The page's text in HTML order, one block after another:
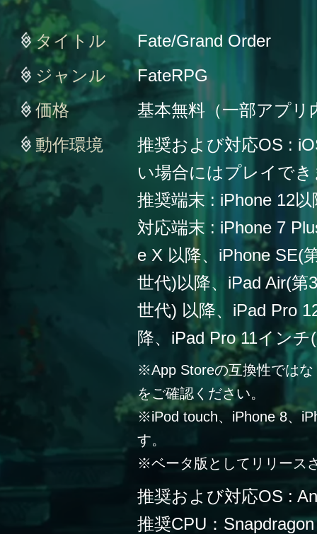
タイトル
Fate/Grand Order
ジャンル
FateRPG
価格
基本無料（一部アプリ
動作環境
推奨および対応OS :
い場合にはプレイで
推奨端末 : iPhone 12以
対応端末 : iPhone 7
e X 以降、iPhone SE(
世代)以降、iPad Air(第
世代) 以降、iPad Pro
降、iPad Pro 11インチ
※App Storeの互換性では
をご確認ください。
※iPod touch、iPhone 8、
す。
※ベータ版としてリリース
推奨および対応OS :
推奨CPU：